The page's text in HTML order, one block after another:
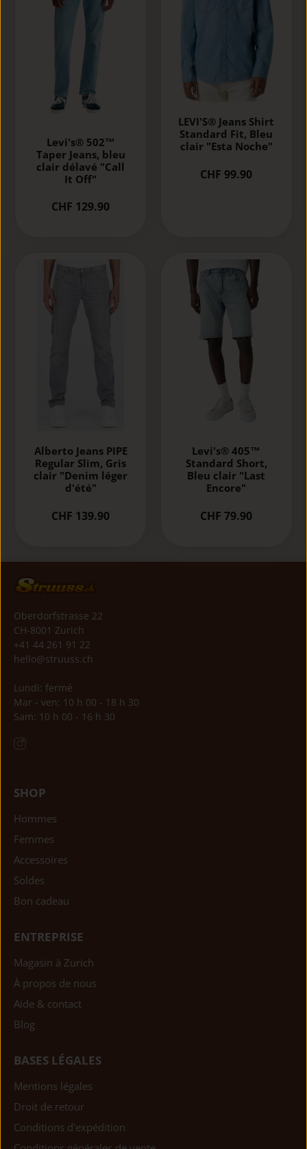
Levi's® 502™
Taper Jeans, bleu
clair délavé "Call
It Off"
CHF 129.90
LEVI'S® Jeans Shirt
Standard Fit, Bleu
clair "Esta Noche"
CHF 99.90
Alberto Jeans PIPE
Regular Slim, Gris
clair "Denim léger
d'été"
CHF 139.90
Levi's® 405™
Standard Short,
Bleu clair "Last
Encore"
CHF 79.90
Oberdorfstrasse 22
CH-8001 Zurich
+41 44 261 91 22
hello@struuss.ch
Lundi: fermé
Mar - ven: 10 h 00 - 18 h 30
Sam: 10 h 00 - 16 h 30
SHOP
Hommes
Femmes
Accessoires
Soldes
Bon cadeau
ENTREPRISE
Magasin à Zurich
À propos de nous
Aide & contact
Blog
BASES LÉGALES
Mentions légales
Droit de retour
Conditions d'expédition